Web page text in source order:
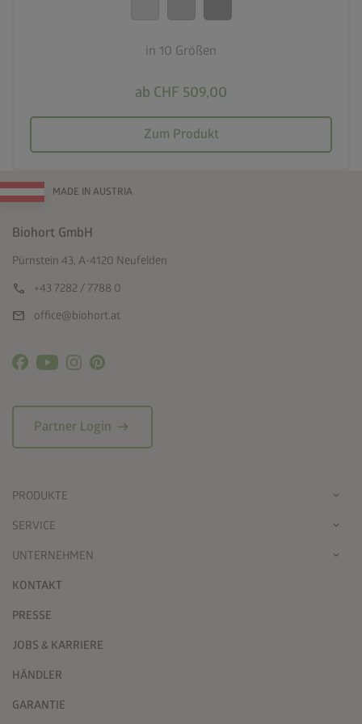
in 10 Größen
ab CHF 509,00
Zum Produkt
MADE IN AUSTRIA
Biohort GmbH
Pürnstein 43, A-4120 Neufelden
call +43 7282 / 7788 0
mail office@biohort.at
Partner Login arrow_right_alt
PRODUKTE
SERVICE
UNTERNEHMEN
KONTAKT
PRESSE
JOBS & KARRIERE
HÄNDLER
GARANTIE